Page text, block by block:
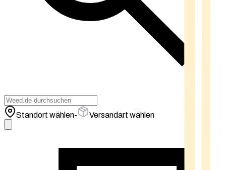
Standort wählen- Versandart wählen